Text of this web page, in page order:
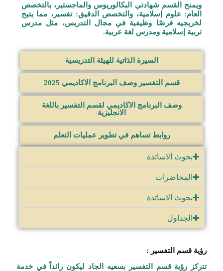
ويمنح القسم شهادتي البكالوريوس والماجستير، بالتخصص
العام: علوم إسلامية، والتخصص الدقيق: تفسير، مما يتيح
لخريجيه فرصًا وظيفية في مجال التدريس، مثل مدرس
تربية إسلامية ومدرس لغة عربية.
السيرة الذاتية للهيئة التدريسية
قسم التفسير وصف البرنامج الاكاديمي 2025
وصف البرنامج الاكاديمي لقسم التفسير باللغة
الانجليزية
روابط تساهم في تطوير عمليات التعلم
بحوث الاساتذة
المحاضرات
بحوث الاساتذة
الجداول
رؤية قسم التفسير :
تتركز رؤية قسم التفسير بسعيه الجاد ليكون رائداً في خدمة